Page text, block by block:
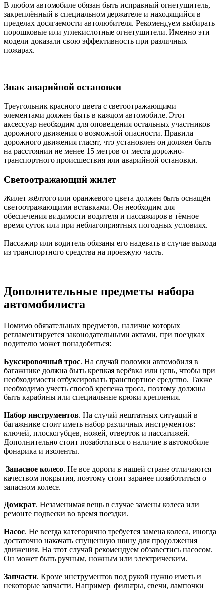
В любом автомобиле обязан быть исправный огнетушитель,
закреплённый в специальном держателе и находящийся в
пределах досягаемости автолюбителя. Рекомендуем выбирать
порошковые или углекислотные огнетушители. Именно эти
модели доказали свою эффективность при различных
пожарах.
Знак аварийной остановки
Треугольник красного цвета с светоотражающими
элементами должен быть в каждом автомобиле. Этот
аксессуар необходим для оповещения остальных участников
дорожного движения о возможной опасности. Правила
дорожного движения гласят, что установлен он должен быть
на расстоянии не менее 15 метров от места дорожно-
транспортного происшествия или аварийной остановки.
Светоотражающий жилет
Жилет жёлтого или оранжевого цвета должен быть оснащён
светоотражающими вставками. Он необходим для
обеспечения видимости водителя и пассажиров в тёмное
время суток или при неблагоприятных погодных условиях.
Пассажир или водитель обязаны его надевать в случае выхода
из транспортного средства на проезжую часть.
Дополнительные предметы набора
автомобилиста
Помимо обязательных предметов, наличие которых
регламентируется законодательными актами, при поездках
водителю может понадобиться:
Буксировочный трос. На случай поломки автомобиля в
багажнике должна быть крепкая верёвка или цепь, чтобы при
необходимости отбуксировать транспортное средство. Также
необходимо учесть способ крепежа троса, поэтому должны
быть карабины или специальные крюки крепления.
Набор инструментов. На случай нештатных ситуаций в
багажнике стоит иметь набор различных инструментов:
ключей, плоскогубцев, ножей, отверток и пассатижей.
Дополнительно стоит позаботиться о наличие в автомобиле
фонарика и изоленты.
Запасное колесо. Не все дороги в нашей стране отличаются
качеством покрытия, поэтому стоит заранее позаботиться о
запасном колесе.
Домкрат. Незаменимая вещь в случае замены колеса или
ремонте подвески во время поездки.
Насос. Не всегда категорично требуется замена колеса, иногда
достаточно накачать спущенную шину для продолжения
движения. На этот случай рекомендуем обзавестись насосом.
Он может быть ручным, ножным или электрическим.
Запчасти. Кроме инструментов под рукой нужно иметь и
некоторые запчасти. Например, фильтры, свечи, лампочки